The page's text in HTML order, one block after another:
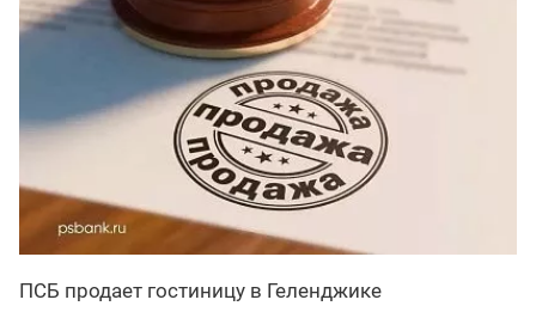
ПСБ продает гостиницу в Геленджике